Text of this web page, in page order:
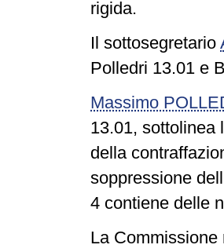
rigida.
Il sottosegretario
Polledri 13.01 e
Massimo
13.01, sottolinea
della
soppressione
4 contiene delle
La